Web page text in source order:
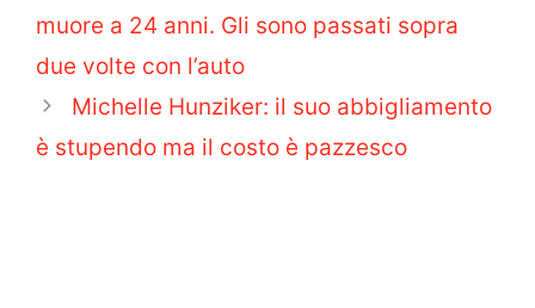
muore a 24 anni. Gli sono passati sopra
due volte con l’auto
Michelle Hunziker: il suo abbigliamento
è stupendo ma il costo è pazzesco